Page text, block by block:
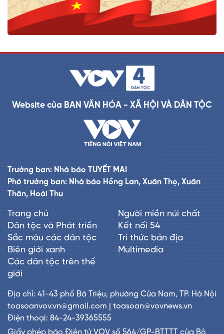
Website của BAN VĂN HÓA - XÃ HỘI VÀ DÂN TỘC
Trưởng ban: Nhà báo TUYẾT MAI
Phó trưởng ban: Nhà báo Hồng Lan, Xuân Thọ, Xuân
Thân, Hoài Thu
Trang chủ
Dân tộc và Phát triển
Sắc màu các dân tộc
Biên giới xanh
Các dân tộc trên thế
giới
Người miền núi chất
Kết nối 54
Tri thức bản địa
Multimedia
Địa chỉ: 41-43 phố Bà Triệu, phường Cửa Nam, TP. Hà Nội
toasoanvov.vn@gmail.com | toasoan@vovnews.vn
Điện thoại: 84-24-39365555
Giấy phép báo Điện tử VOV số 564/GP-BTTTT của Bộ